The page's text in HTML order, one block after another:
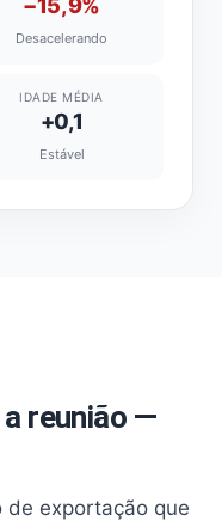
−15,9%
Desacelerando
IDADE MÉDIA
+0,1
Estável
reunião —
de exportação que